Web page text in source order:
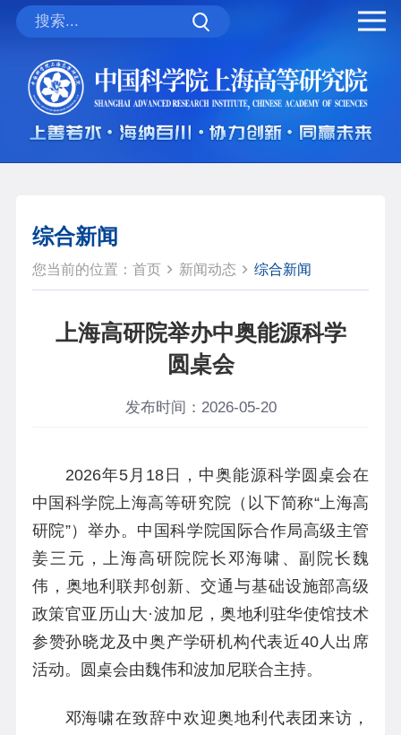
综合新闻
您当前的位置： 首页 新闻动态 综合新闻
上海高研院举办中奥能源科学
圆桌会
发布时间：2026-05-20
2026年5月18日，中奥能源科学圆桌会在
中国科学院上海高等研究院（以下简称“上海高
研院”）举办。中国科学院国际合作局高级主管
姜三元，上海高研院院长邓海啸、副院长魏
伟，奥地利联邦创新、交通与基础设施部高级
政策官亚历山大·波加尼 ，奥地利驻华使馆技术
参赞孙晓龙及中奥产学研机构代表近40人出席
活动。圆桌会由魏伟和波加尼联合主持。
邓海啸在致辞中欢迎奥地利代表团来访，